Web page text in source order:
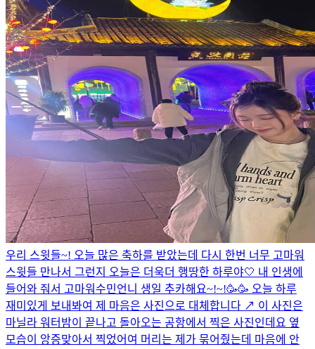
우리 스윗들~! 오늘 많은 축하를 받았는데 다시 한번 너무 고마워
스윗들 만나서 그런지 오늘은 더욱더 행땅한 하루야🤍 내 인생에
들어와 줘서 고마워수민언니 생일 추카해요~!~!🥳🥳 오늘 하루
재미있게 보내봐여 제 마음은 사진으로 대체합니다 ↗️ 이 사진은
마닐라 워터밤이 끝나고 돌아오는 공항에서 찍은 사진인데요 옆
모습이 앙증맞아서 찍었어여 머리는 제가 묶어줬는데 마음에 안